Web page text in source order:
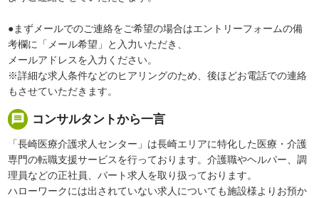
●まずメールでのご連絡をご希望の場合はエントリーフォームの備
考欄に「メール希望」と入力いただき、
メールアドレスを入力ください。
※詳細な求人条件などのヒアリングのため、後ほどお電話での連絡
もさせていただきます。
message コンサルタントから一言
「長崎医療介護求人センター」は長崎エリアに特化した医療・介護
専門の転職支援サービスを行っております。介護職やヘルパー、調
理員などの正社員、パート求人を取り扱っております。
ハローワークには出されていない求人についても施設様よりお預か